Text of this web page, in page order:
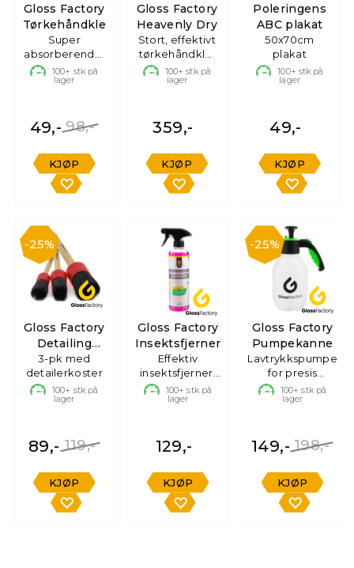
Gloss Factory
Tørkehåndkle
Super
absorberende,
60x85cm
100+ stk på
lager
98,-
49,-
KJØP
Gloss Factory
Heavenly Dry
Stort, effektivt
tørkehåndkle,
70x90 cm
100+ stk på
lager
359,-
KJØP
Poleringens
ABC plakat
50x70cm
plakat
100+ stk på
lager
49,-
KJØP
25%
Gloss Factory
Detailing
Brushes
3-pk med
detailerkoster
100+ stk på
lager
119,-
89,-
KJØP
Gloss Factory
Insektsfjerner
Effektiv
insektsfjerner,
500ml
100+ stk på
lager
129,-
KJØP
25%
Gloss Factory
Pumpekanne
Lavtrykkspumpe
for presis
påføring
100+ stk på
lager
198,-
149,-
KJØP